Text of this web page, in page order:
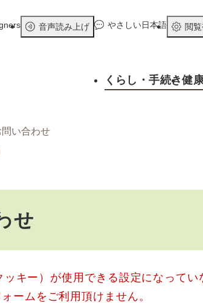
音声読み上げ やさしい日本語 閲
くらし ・手続き健
問い合わせ
せ
キー）が使用できる設定になって
ームをご利用頂けません。